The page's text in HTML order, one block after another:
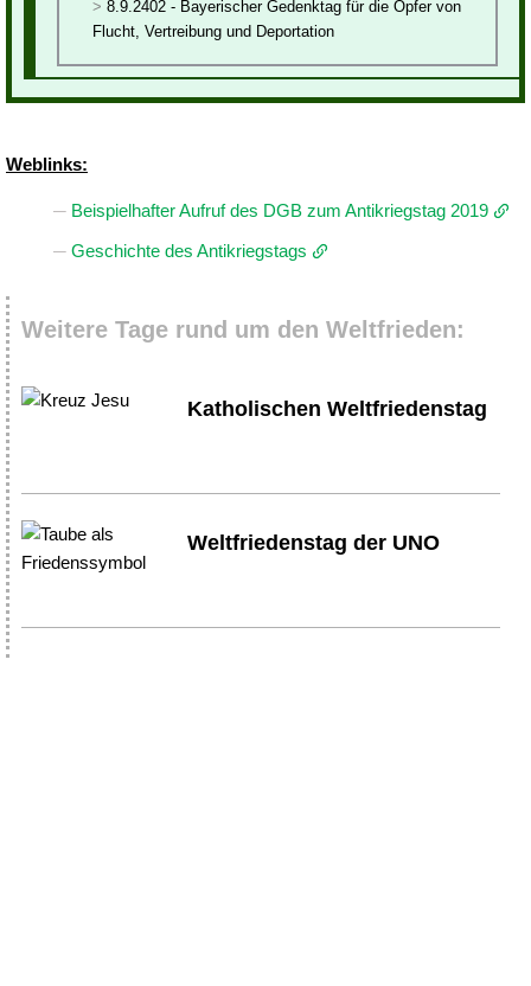
8.9.2402 - Bayerischer Gedenktag für die Opfer von
Flucht, Vertreibung und Deportation
Weblinks:
Beispielhafter Aufruf des DGB zum Antikriegstag 2019
Geschichte des Antikriegstags
Weitere Tage rund um den Weltfrieden:
Katholischen Weltfriedenstag
Weltfriedenstag der UNO